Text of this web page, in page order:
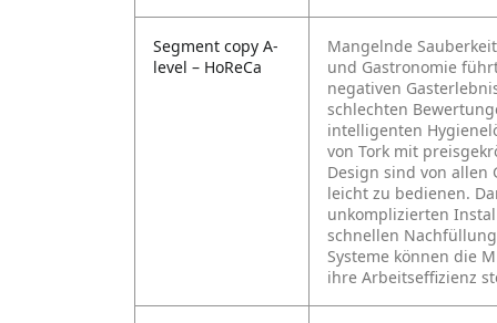
Segment copy A-
level – HoReCa
Mangelnde
und Gastronomie
negativen
schlechten
intelligenten
von Tork mit
Design sind von allen
leicht zu bedienen.
unkomplizierten
schnellen
Systeme können die
ihre Arbeitseffizienz